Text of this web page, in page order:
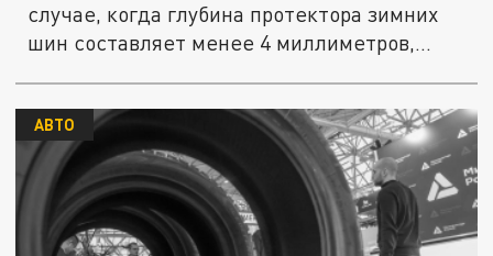
случае, когда глубина протектора зимних
шин составляет менее 4 миллиметров,...
АВТО